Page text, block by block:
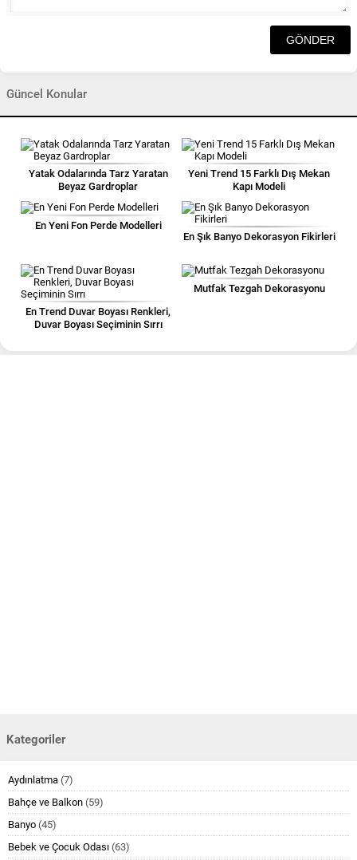
Güncel Konular
Yatak Odalarında Tarz Yaratan
Beyaz Gardroplar
Yeni Trend 15 Farklı Dış Mekan
Kapı Modeli
En Yeni Fon Perde Modelleri
En Şık Banyo Dekorasyon Fikirleri
En Trend Duvar Boyası Renkleri,
Duvar Boyası Seçiminin Sırrı
Mutfak Tezgah Dekorasyonu
Kategoriler
Aydınlatma (7)
Bahçe ve Balkon (59)
Banyo (45)
Bebek ve Çocuk Odası (63)